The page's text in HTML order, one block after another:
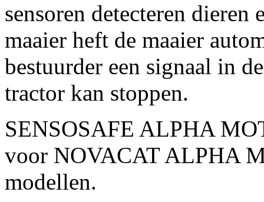
sensoren detecteren dieren
maaier heft de maaier
bestuurder een signaal in
tractor kan stoppen.
SENSOSAFE ALPHA
voor NOVACAT ALPHA
modellen.